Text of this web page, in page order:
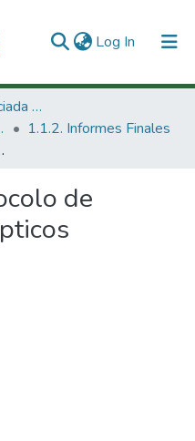
Log In (current)
1. Investigación Financiada con Recursos Públicos
1.1.2. Informes Finales
de